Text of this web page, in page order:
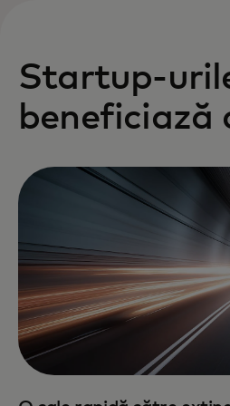
Startup-
beneficiază